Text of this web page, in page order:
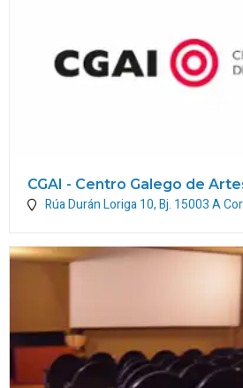
CGAI - Centro Galego de
Rúa Durán Loriga 10, Bj. 15003A